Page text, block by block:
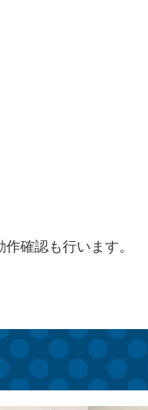
確認も行います。